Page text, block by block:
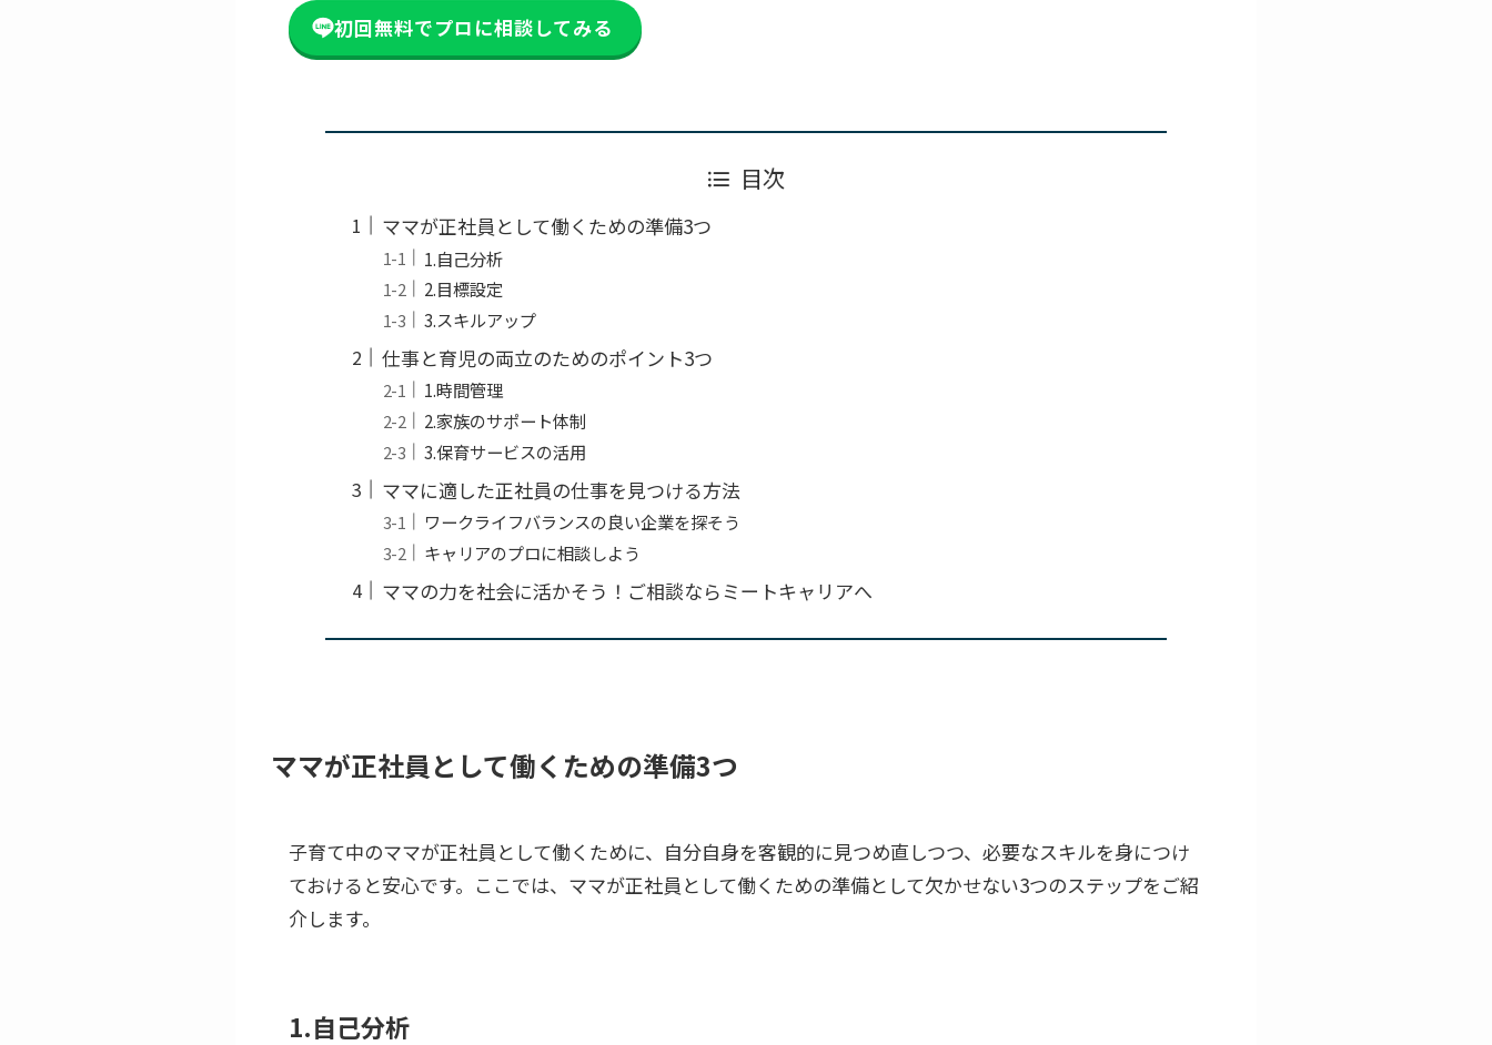
初回無料でプロに相談してみる
目次
ママが正社員として働くための準備3つ
1.自己分析
2.目標設定
3.スキルアップ
仕事と育児の両立のためのポイント3つ
1.時間管理
2.家族のサポート体制
3.保育サービスの活用
ママに適した正社員の仕事を見つける方法
ワークライフバランスの良い企業を探そう
キャリアのプロに相談しよう
ママの力を社会に活かそう！ご相談ならミートキャリアへ
ママが正社員として働くための準備3つ
子育て中のママが正社員として働くために、自分自身を客観的に見つめ直しつつ、必要なスキルを身につけ
ておけると安心です。ここでは、ママが正社員として働くための準備として欠かせない3つのステップをご紹
介します。
1.自己分析